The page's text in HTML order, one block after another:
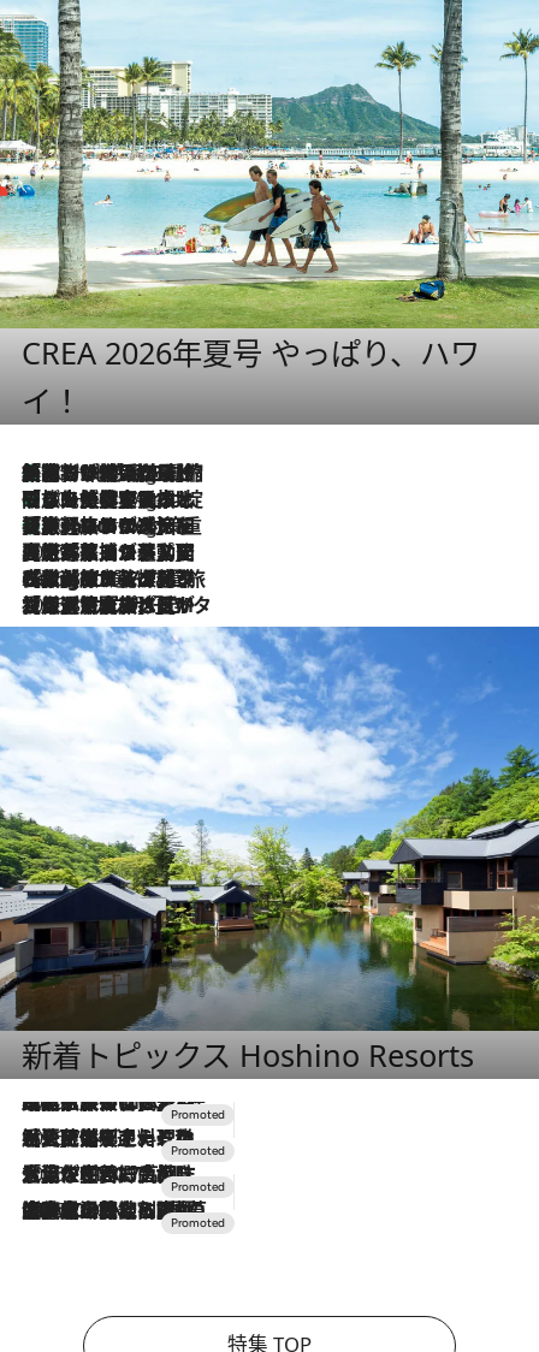
CREA 2026年夏号 やっぱり、ハワ
イ！
10 Hours Ago
「荷物が増えるほど旅ストレスは増す」美容ジャーナリストがたどり着いた最終結論。“化粧品を劇的に減らす”感動の凝縮美容とは
10 Hours Ago
「旅先には金髪ウィッグを持参」日本と同じメイクでは損してる!? 美容ジャーナリストが提案する“掟破りの旅美容”とは
10 Hours Ago
【厳選旅コスメ】「身軽さ＆UV対策重視！」ヘアアーティストshucoが選んだ夏旅ベストコスメを発表【Mサイズジップ】
2026.8.5
【厳選旅コスメ】国内をあちこち移動する河井菜摘が選んだ夏旅ベストコスメ発表！「リラックスアイテムはマスト」【Mサイズジップ】
2026.8.4
【厳選旅コスメ】「紫外線＆乾燥対策しながらメイク感も！」ヘア＆メイクGeorgeが選んだ夏旅ベストコスメを発表！【Mサイズジップ】
2026.8.3
【厳選旅コスメ】「保湿もタイパ重視！」“サウナ好き”タレント清水みさとが愛用する夏旅ベストコスメを発表！【Mサイズジップ】
新着トピックス Hoshino Resorts
2026.7.31
【ホテル帰省】という選択肢をOMOが提案。家族とほどよい距離を保つには「昼は実家、夜は気兼ねなくホテルで！」
2026.7.24
【夏限定ディナーコース】旬を迎える稚鮎や花ズッキーニなどをイタリア・トスカーナの郷土料理の手法で満喫！
2026.7.17
「土佐和ハーブかき氷」がOMO7高知に登場！生姜、山椒、大葉など目にも舌にも涼を呼ぶ郷土の味
2026.7.10
NEW OPEN！【界 草津】名湯の地に誕生。趣の異なる2種の温泉と上州ならではの会席・蕎麦割烹など美食を味わう究極の癒やし旅
特集 TOP